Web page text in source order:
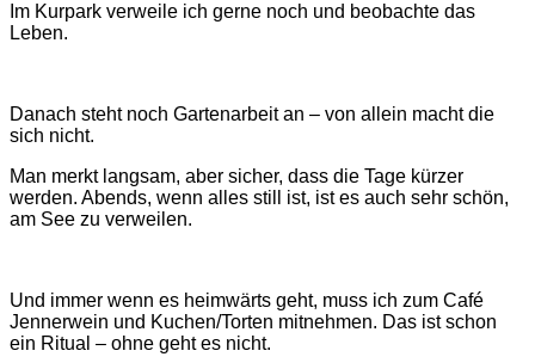
Im Kurpark verweile ich gerne noch und beobachte das
Leben.
Danach steht noch Gartenarbeit an ‒ von allein macht die
sich nicht.
Man merkt langsam, aber sicher, dass die Tage kürzer
werden. Abends, wenn alles still ist, ist es auch sehr schön,
am See zu verweilen.
Und immer wenn es heimwärts geht, muss ich zum Café
Jennerwein und Kuchen/Torten mitnehmen. Das ist schon
ein Ritual ‒ ohne geht es nicht.